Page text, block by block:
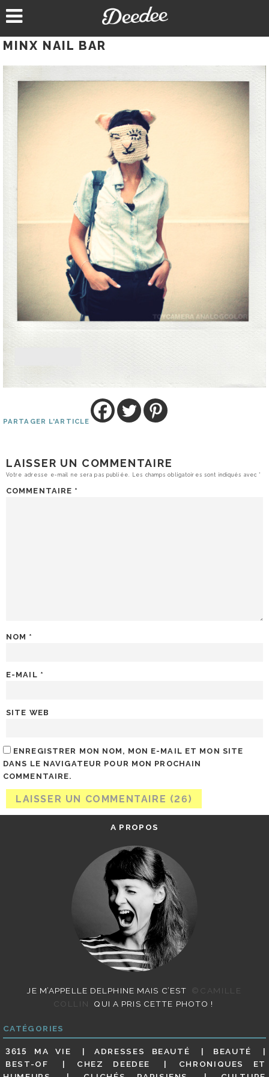
au
MINX NAIL BAR
PARTAGER L'ARTICLE
LAISSER UN COMMENTAIRE
Votre adresse e-mail ne sera pas publiée. Les champs obligatoires sont indiqués avec*
COMMENTAIRE *
NOM *
E-MAIL *
SITE WEB
ENREGISTRER MON NOM, MON E-MAIL ET MON SITE
DANS LE NAVIGATEUR POUR MON PROCHAIN
COMMENTAIRE.
A PROPOS
JE M’APPELLE DELPHINE MAIS C’EST
©CAMILLE
COLLIN
QUI A PRIS CETTE PHOTO !
CATÉGORIES
3615 MA VIE ADRESSES BEAUTÉ
BEAUTÉ
BEST-OF
CHEZ DEEDEE
CHRONIQUES ET